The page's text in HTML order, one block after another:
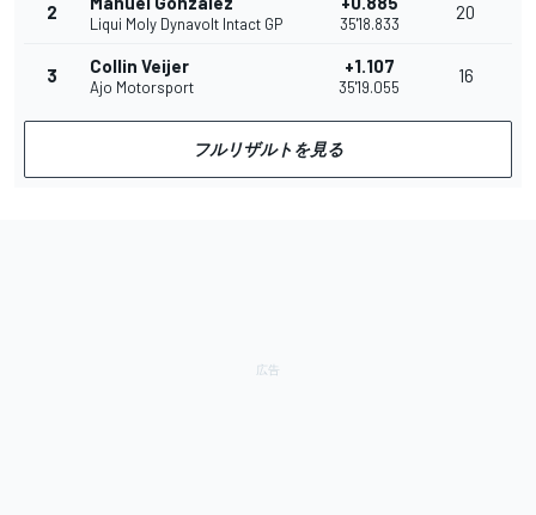
2
Liqui Moly Dynavolt Intact GP 35'18.833
20
3 Collin Veijer
Ajo Motorsport
+1.107
35'19.055
16
フルリザルトを見る